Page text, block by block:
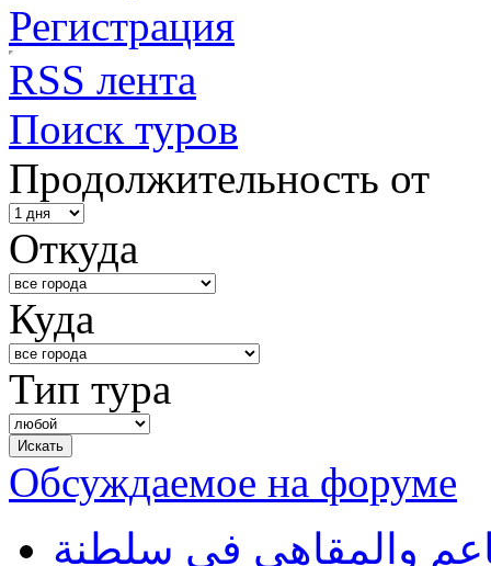
Регистрация
RSS лента
Поиск туров
Продолжительность от
Откуда
Куда
Тип тура
Обсуждаемое на форуме
والمقاهي في سلطنة